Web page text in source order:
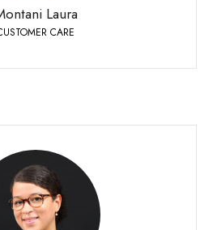
Laura
CARE
Florence
CARE GLASSMANIA
Siders